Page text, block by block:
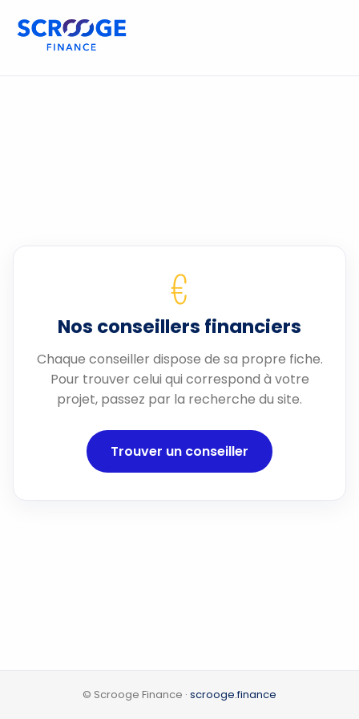
€
Nos conseillers financiers
Chaque conseiller dispose de sa propre fiche.
Pour trouver celui qui correspond à votre
projet, passez par la recherche du site.
Trouver un conseiller
© Scrooge Finance · scrooge.finance